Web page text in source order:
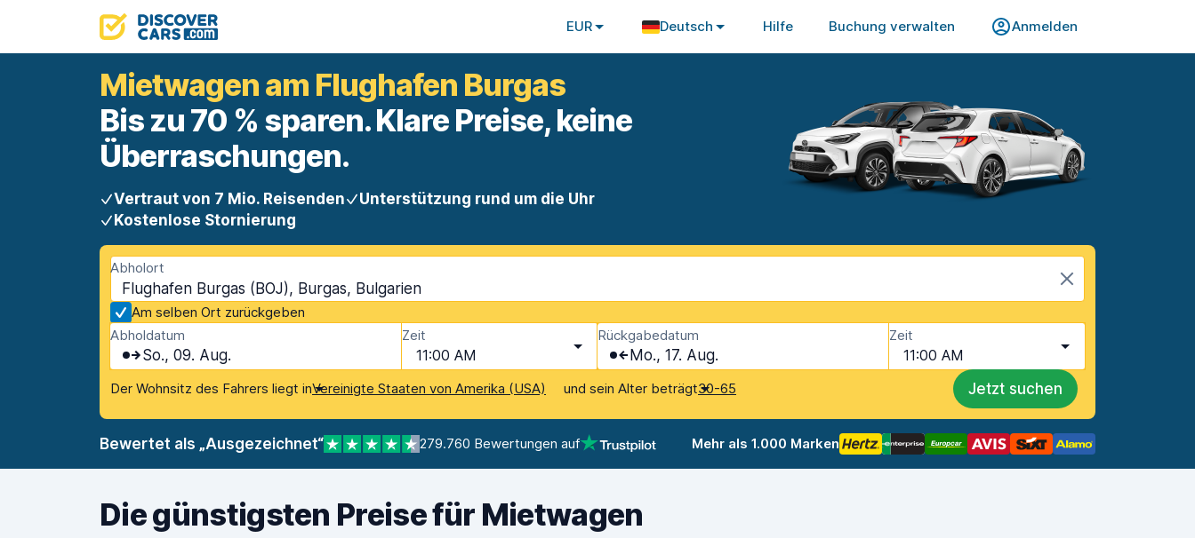
EUR Deutsch Hilfe Buchung verwalten Anmelden
Mietwagen am Flughafen Burgas
Bis zu 70 % sparen. Klare Preise, keine
Überraschungen.
Vertraut von 7 Mio. Reisenden
Unterstützung rund um die Uhr
Kostenlose Stornierung
Abholort
Flughafen Burgas (BOJ), Burgas, Bulgarien
Am selben Ort zurückgeben
Abholdatum
So., 09. Aug.
Zeit
11:00 AM
Rückgabedatum
Mo., 17. Aug.
Zeit
11:00 AM
Der Wohnsitz des Fahrers liegt inVereinigte Staaten von Amerika (USA) und sein Alter beträgt30-65 Jetzt suchen
Bewertet als „Ausgezeichnet“ 279.760 Bewertungen auf Mehr als 1.000 Marken
Die günstigsten Preise für Mietwagen